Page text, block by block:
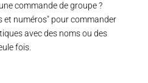
commande de groupe ?
et numéros" pour commander
avec des noms ou des
fois.